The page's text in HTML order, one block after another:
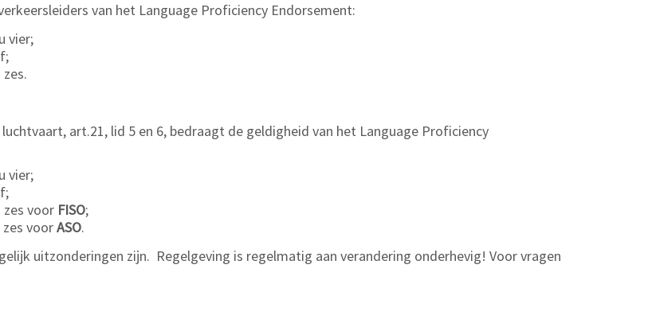
van het Language Proficiency Endorsement:
vier;
art.21, lid 5 en 6, bedraagt de geldigheid van het Language Proficiency
vier;
voor FISO;
voorASO.
uitzonderingen zijn. Regelgeving is regelmatig aan verandering onderhevig! Voor vragen